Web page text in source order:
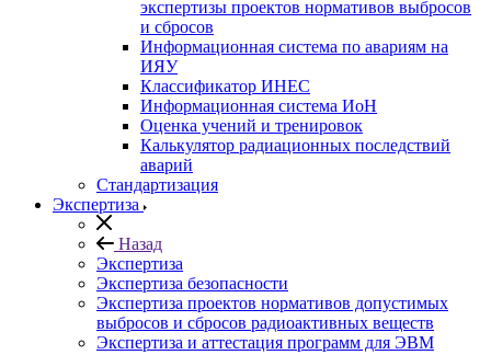
экспертизы проектов нормативов выбросов
и сбросов
Информационная система по авариям на
ИЯУ
Классификатор ИНЕС
Информационная система ИоН
Оценка учений и тренировок
Калькулятор радиационных последствий
аварий
Стандартизация
Экспертиза
Назад
Экспертиза
Экспертиза безопасности
Экспертиза проектов нормативов допустимых
выбросов и сбросов радиоактивных веществ
Экспертиза и аттестация программ для ЭВМ